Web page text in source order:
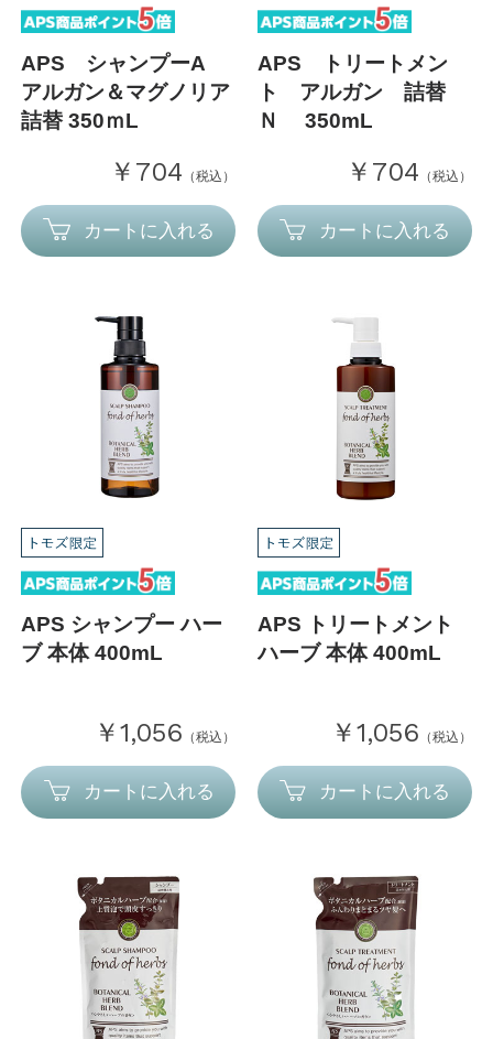
APS シャンプーA
アルガン＆マグノリア
詰替 350ｍL
￥704 （税込）
カートに入れる
APS トリートメン
ト アルガン 詰替
Ｎ 350mL
￥704 （税込）
カートに入れる
APS シャンプー ハー
ブ 本体 400mL
￥1,056 （税込）
カートに入れる
APS トリートメント
ハーブ 本体 400mL
￥1,056 （税込）
カートに入れる